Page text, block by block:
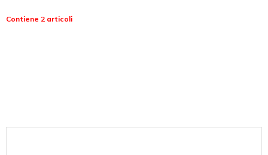
Contiene 2 articoli